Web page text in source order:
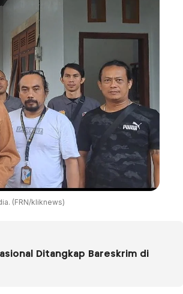
(FRN/kliknews)
Ditangkap Bareskrim di